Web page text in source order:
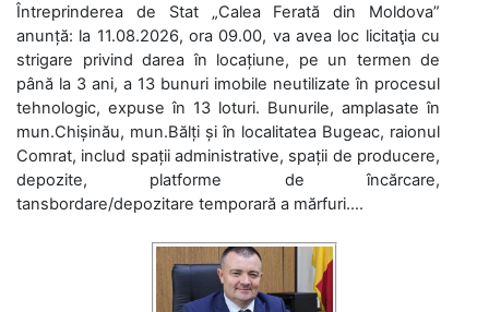
Întreprinderea de Stat „Calea Ferată din Moldova”
anunță: la 11.08.2026, ora 09.00, va avea loc licitaţia cu
strigare privind darea în locațiune, pe un termen de
până la 3 ani, a 13 bunuri imobile neutilizate în procesul
tehnologic, expuse în 13 loturi. Bunurile, amplasate în
mun.Chișinău, mun.Bălți și în localitatea Bugeac, raionul
Comrat, includ spații administrative, spații de producere,
depozite, platforme de încărcare,
tansbordare/depozitare temporară a mărfuri....